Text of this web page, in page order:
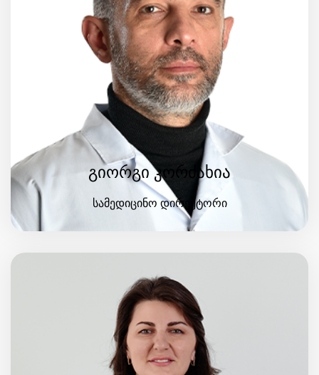
გიორგი კორძახია
სამედიცინო დირექტორი